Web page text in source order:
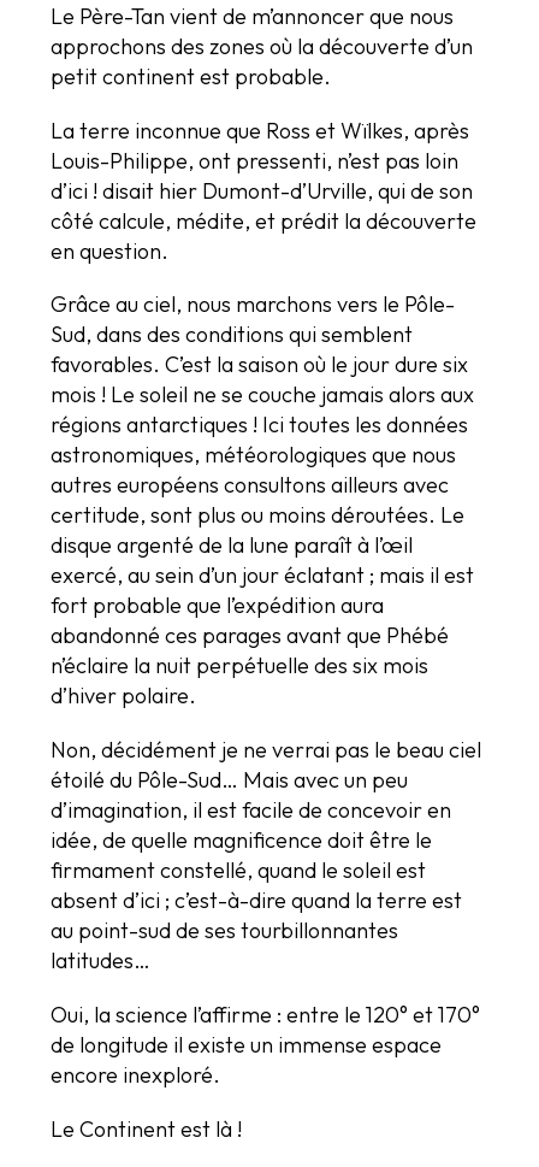
Le Père-Tan vient de m’annoncer que nous
approchons des zones où la découverte d’un
petit continent est probable.
La terre inconnue que Ross et Wïlkes, après
Louis-Philippe, ont pressenti, n’est pas loin
d’ici ! disait hier Dumont-d’Urville, qui de son
côté calcule, médite, et prédit la découverte
en question.
Grâce au ciel, nous marchons vers le Pôle-
Sud, dans des conditions qui semblent
favorables. C’est la saison où le jour dure six
mois ! Le soleil ne se couche jamais alors aux
régions antarctiques ! Ici toutes les données
astronomiques, météorologiques que nous
autres européens consultons ailleurs avec
certitude, sont plus ou moins déroutées. Le
disque argenté de la lune paraît à l’œil
exercé, au sein d’un jour éclatant ; mais il est
fort probable que l’expédition aura
abandonné ces parages avant que Phébé
n’éclaire la nuit perpétuelle des six mois
d’hiver polaire.
Non, décidément je ne verrai pas le beau ciel
étoilé du Pôle-Sud… Mais avec un peu
d’imagination, il est facile de concevoir en
idée, de quelle magnificence doit être le
firmament constellé, quand le soleil est
absent d’ici ; c’est-à-dire quand la terre est
au point-sud de ses tourbillonnantes
latitudes…
Oui, la science l’affirme : entre le 120° et 170°
de longitude il existe un immense espace
encore inexploré.
Le Continent est là !